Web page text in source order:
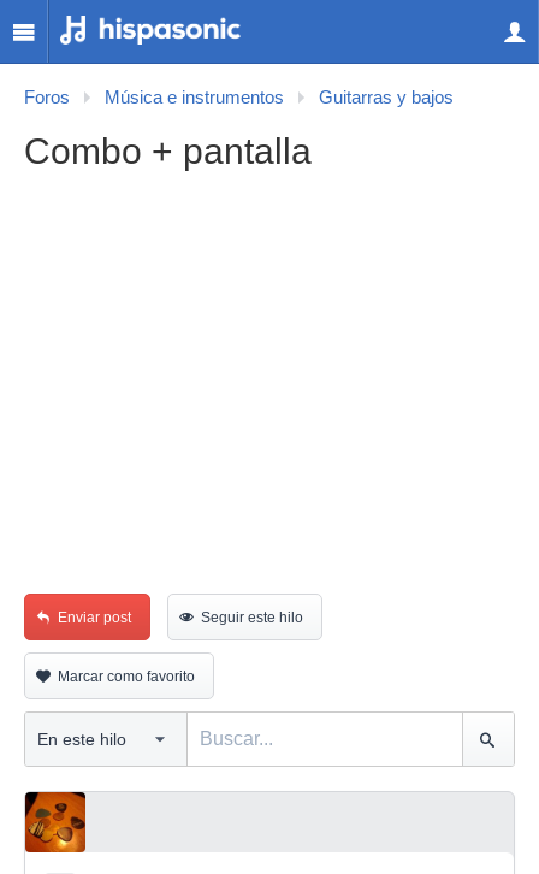
Foros Música e instrumentos Guitarras y bajos
Combo + pantalla
Enviar post Seguir este hilo
Marcar como favorito